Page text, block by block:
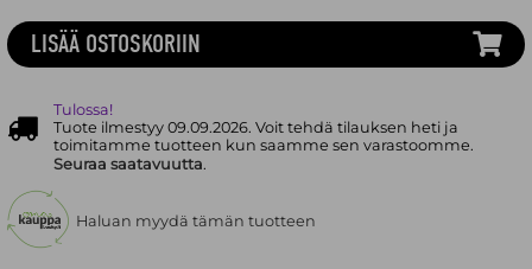
LISÄÄ OSTOSKORIIN
Tulossa!
Tuote ilmestyy 09.09.2026. Voit tehdä tilauksen heti ja
toimitamme tuotteen kun saamme sen varastoomme.
Seuraa saatavuutta.
Haluan myydä tämän tuotteen